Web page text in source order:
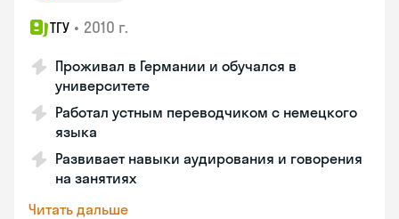
ТГУ • 2010 г.
Проживал в Германии и обучался в
университете
Работал устным переводчиком с немецкого
языка
Развивает навыки аудирования и говорения
на занятиях
Читать дальше